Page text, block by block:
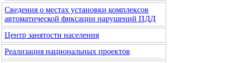
Сведения о местах установки комплексов
автоматической фиксации нарушений ПДД
Центр занятости населения
Реализация национальных проектов